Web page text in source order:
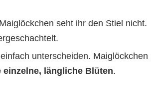
seht ihr den Stiel nicht.
unterscheiden. Maiglöckchen
einzelne, längliche Blüten.